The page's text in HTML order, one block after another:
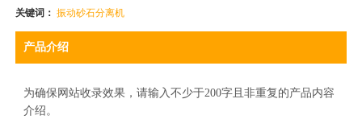
关键词：振动砂石分离机
产品介绍
为确保网站收录效果，请输入不少于200字且非重复的产品内容
介绍。